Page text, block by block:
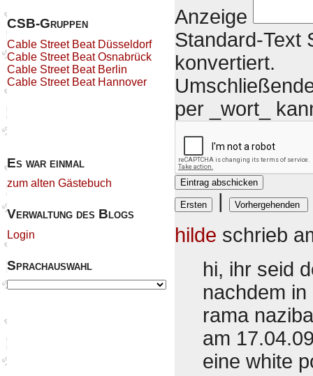
CSB-Gruppen
Cable Street Beat Düsseldorf
Cable Street Beat Osnabrück
Cable Street Beat Berlin
Cable Street Beat Hannover
Es war einmal
zum alten Gästebuch
Verwaltung des Blogs
Login
Sprachauswahl
Anzeige
Standard-Text
konvertiert.
per _wort_
|
hilde schrieb
hi, ihr seid
nachdem
rama
am
eine white